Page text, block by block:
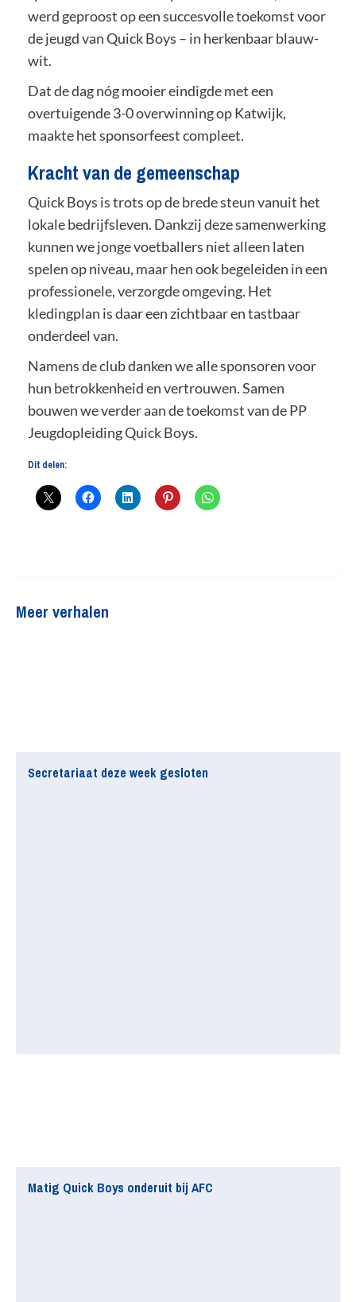
werd geproost op een succesvolle toekomst voor
de jeugd van Quick Boys – in herkenbaar blauw-
wit.
Dat de dag nóg mooier eindigde met een
overtuigende 3-0 overwinning op Katwijk,
maakte het sponsorfeest compleet.
Kracht van de gemeenschap
Quick Boys is trots op de brede steun vanuit het
lokale bedrijfsleven. Dankzij deze samenwerking
kunnen we jonge voetballers niet alleen laten
spelen op niveau, maar hen ook begeleiden in een
professionele, verzorgde omgeving. Het
kledingplan is daar een zichtbaar en tastbaar
onderdeel van.
Namens de club danken we alle sponsoren voor
hun betrokkenheid en vertrouwen. Samen
bouwen we verder aan de toekomst van de PP
Jeugdopleiding Quick Boys.
Dit delen:
Meer verhalen
Secretariaat deze week gesloten
Matig Quick Boys onderuit bij AFC